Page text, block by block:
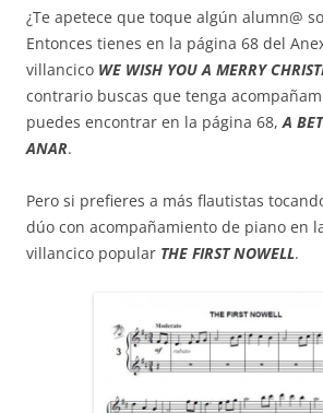
b
o
o
k
A
p
p
a
m
¿Te apetece que toque algún alumn@
Entonces tienes en la página 68 del
villancico WE WISH YOU A MERRY
contrario buscas que tenga
puedes encontrar en la página 68,A
ANAR.
Pero si prefieres a más flautistas
dúo con acompañamiento de piano en
villancico popular THE FIRST NOWELL.